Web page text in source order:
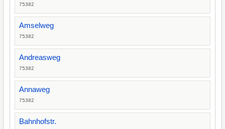
75382
Amselweg
75382
Andreasweg
75382
Annaweg
75382
Bahnhofstr.